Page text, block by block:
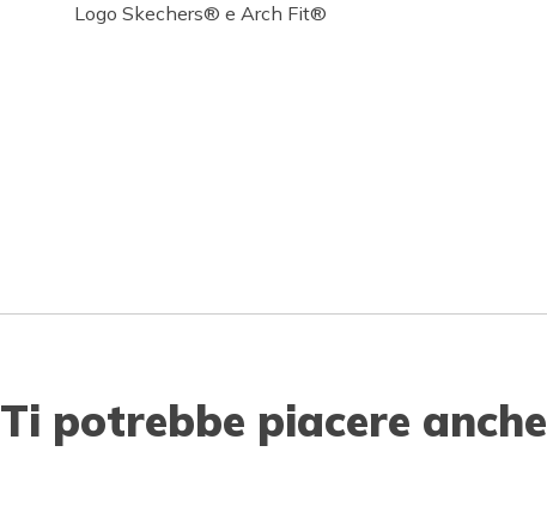
Logo Skechers® e Arch Fit®
Ti potrebbe piacere anche